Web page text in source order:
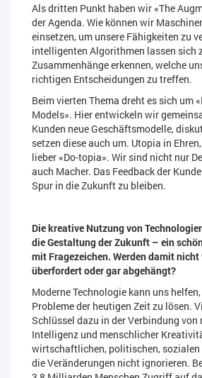
Als dritten Punkt haben wir «The
der Agenda. Wie können wir
einsetzen, um unsere Fähigkeiten zu
intelligenten Algorithmen lassen sich
Zusammenhänge erkennen, welche
richtigen Entscheidungen zu treffen.
Beim vierten Thema dreht es sich um
Models». Hier entwickeln wir
Kunden neue Geschäftsmodelle,
setzen diese auch um. Utopia in
lieber «Do-topia». Wir sind nicht nur
auch Macher. Das Feedback der
Spur in die Zukunft zu bleiben.
Die kreative Nutzung von
die Gestaltung der Zukunft – ein
mit Fragezeichen. Werden damit nicht
überfordert oder gar abgehängt?
Moderne Technologie kann uns
Probleme der heutigen Zeit zu lösen.
Schlüssel dazu in der Verbindung
Intelligenz und menschlicher
wirtschaftlichen, politischen, sozialen
die Veränderungen nicht ignorieren.